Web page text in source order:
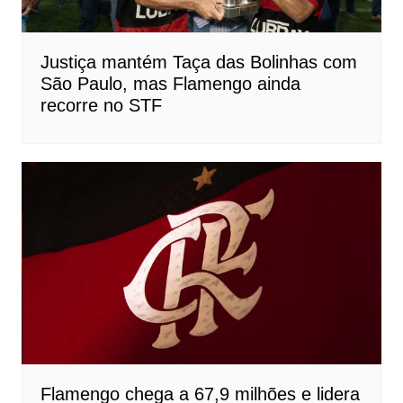
Justiça mantém Taça das Bolinhas com
São Paulo, mas Flamengo ainda
recorre no STF
Flamengo chega a 67,9 milhões e lidera